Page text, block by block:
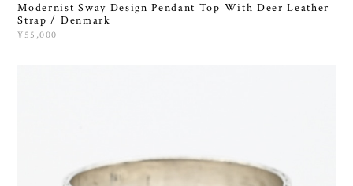
Modernist Sway Design Pendant Top With Deer Leather
Strap / Denmark
¥55,000